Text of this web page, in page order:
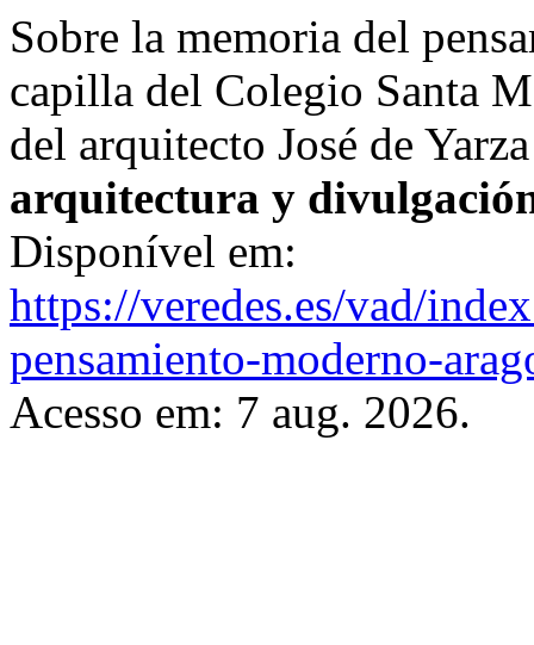
Sobre la memoria del
capilla del Colegio Santa
del arquitecto José de
arquitectura y
Disponível em:
https://veredes.es/vad/
pensamiento-moderno-
Acesso em: 7 aug. 2026.